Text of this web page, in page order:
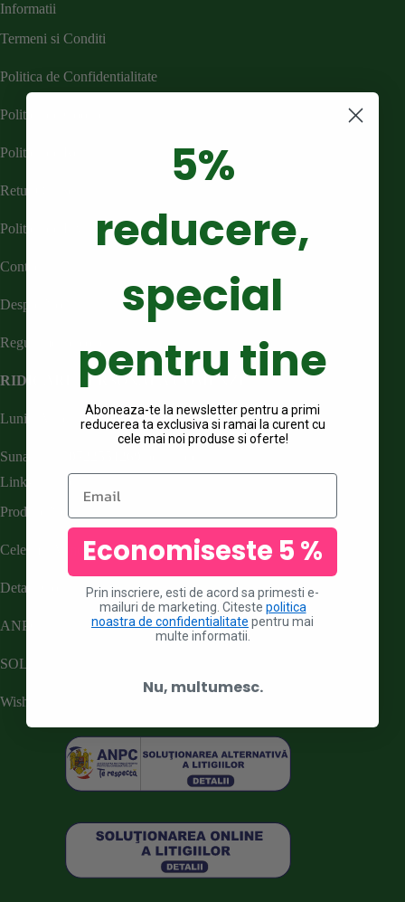
Informatii
Termeni si Conditi
Politica de Confidentialitate
Politica de Cookies
Politica de Retur
Retur Online
Politica de Livrare
Contact
Despre Noi
Regulamente concursuri
RIDICARE PERSONALA COMENZI
Luni – Vineri : 07:00 – 14:00
Sunati la nr
Link-uri utile
Produse Noi
Cele mai Vandute
Detalii Cont
ANPC
SOL
Wishlist
5%
reducere,
special
pentru tine
Aboneaza-te la newsletter pentru a primi
reducerea ta exclusiva si ramai la curent cu
cele mai noi produse si oferte!
Email
Economiseste 5 %
Prin inscriere, esti de acord sa primesti e-
mailuri de marketing. Citeste politica
noastra de confidentialitate pentru mai
multe informatii.
Nu, multumesc.